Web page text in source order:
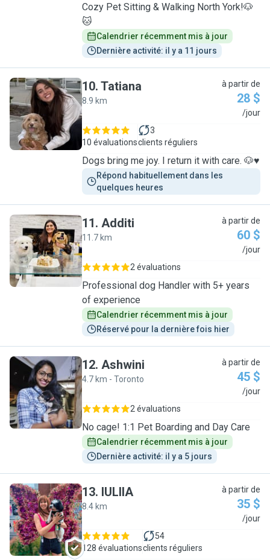
Cozy Pet Sitting & Walking North York!🐶
🐱
Calendrier récemment mis à jour
Dernière activité: il y a 11 jours
T
10. Tatiana
8.9 km
à partir de
28 $
/jour
10 évaluations
3
clients réguliers
Dogs bring me joy. I return it with care. 🐶♥️
Répond habituellement dans les
quelques heures
A
11. Additi
11.7 km
à partir de
60 $
/jour
2 évaluations
Professional dog Handler with 5+ years
of experience
Calendrier récemment mis à jour
Réservé pour la dernière fois hier
A
12. Ashwini
4.7 km - Toronto
à partir de
45 $
/jour
2 évaluations
No cage! 1:1 Pet Boarding and Day Care
Calendrier récemment mis à jour
Dernière activité: il y a 5 jours
I
13. IULIIA
8.4 km
à partir de
35 $
/jour
128 évaluations
54
clients réguliers